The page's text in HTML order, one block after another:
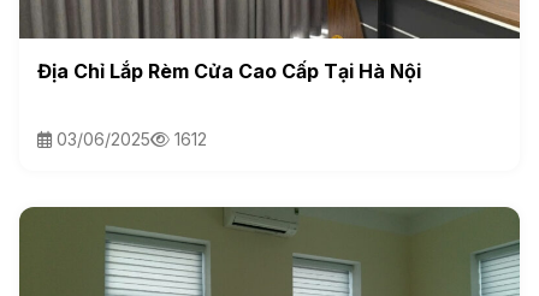
Địa Chỉ Lắp Rèm Cửa Cao Cấp Tại Hà Nội
03/06/2025 1612